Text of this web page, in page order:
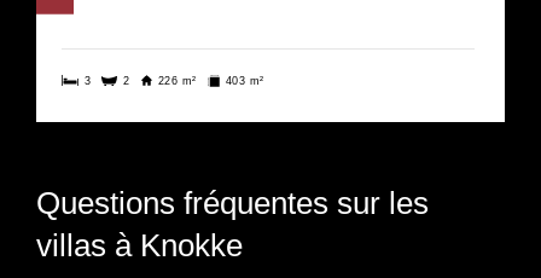
3 2 226 m² 403 m²
Questions fréquentes sur les
villas à Knokke